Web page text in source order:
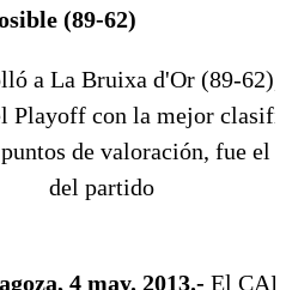
(89-62)
a La Bruixa d'Or (89-62),
Playoff con la mejor
de valoración, fue el
del partido
4 may. 2013.- El CAI